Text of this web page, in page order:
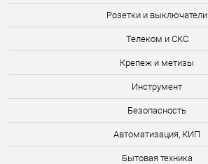
Розетки и выключатели
Телеком и СКС
Крепеж и метизы
Инструмент
Безопасность
Автоматизация, КИП
Бытовая техника